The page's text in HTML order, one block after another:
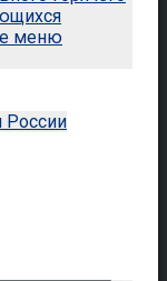
меню
России